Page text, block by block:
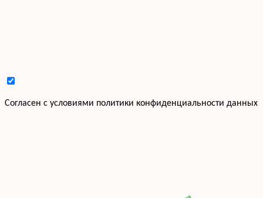
Cогласен с условиями политики конфиденциальности данных